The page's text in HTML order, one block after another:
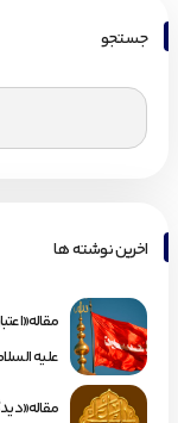
جستجو
اخرین نوشته ها
علیه